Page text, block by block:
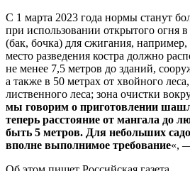
С 1 марта 2023 года нормы станут
при использовании открытого огня
(бак, бочка) для сжигания,
место разведения костра должно
не менее 7,5 метров до зданий,
а также в 50 метрах от хвойного
лиственного леса; зона очистки
мы говорим о приготовлении
теперь расстояние от мангала до
быть 5 метров. Для небольших
вполне выполнимое требование«,